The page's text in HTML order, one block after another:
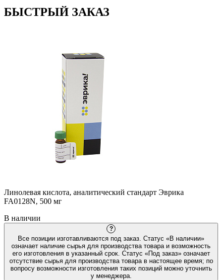
БЫСТРЫЙ ЗАКАЗ
Линолевая кислота, аналитический стандарт Эврика
FA0128N, 500 мг
В наличии
?
Все позиции изготавливаются под заказ. Статус «В наличии»
означает наличие сырья для производства товара и возможность
его изготовления в указанный срок. Статус «Под заказ» означает
отсутствие сырья для производства товара в настоящее время; по
вопросу возможности изготовления таких позиций можно уточнить
у менеджера.